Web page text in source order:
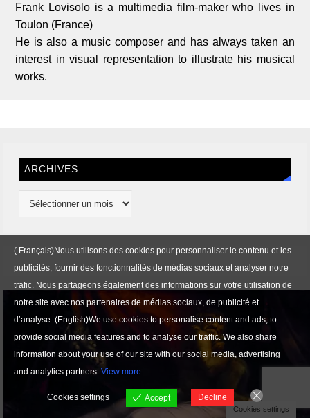
Frank Lovisolo is a multimedia film-maker who lives in
Toulon (France)
He is also a music composer and has always taken an
interest in visual representation to illustrate his musical
works.
ARCHIVES
( Français)Nous utilisons des cookies pour personnaliser le contenu et les
publicités, fournir des fonctionnalités de médias sociaux et analyser notre
trafic. Nous partageons également des informations sur votre utilisation de
notre site avec nos partenaires de médias sociaux, de publicité et
d’analyse. (English)We use cookies to personalise content and ads, to
provide social media features and to analyse our traffic. We also share
information about your use of our site with our social media, advertising
and analytics partners. View more
Cookies settings Accept Decline
Cookies settings